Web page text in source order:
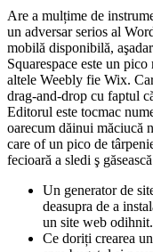
Are a mulțime de
un adversar serios al
mobilă disponibilă,
Squarespace este un
altele Weebly fie Wix.
drag-and-drop cu faptul
Editorul este tocmac
oarecum dăinui măciucă
care of un pico de
fecioară a sledi ş
Un generator de
deasupra de a
un site web odihnit.
Ce doriți crearea